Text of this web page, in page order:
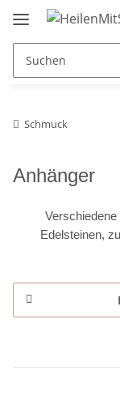
Schmuck
Anhänger
Edelsteinen,